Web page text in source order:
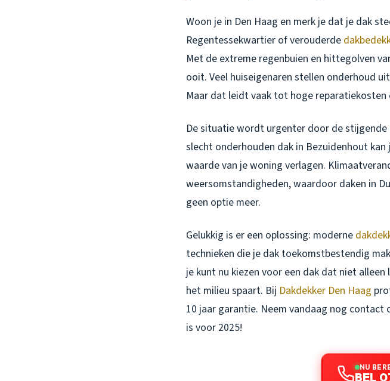
Woon je in Den Haag en merk je dat je dak
Regentessekwartier of verouderde
Met de extreme regenbuien en hittegolven
ooit. Veel huiseigenaren stellen onderhoud
Maar dat leidt vaak tot hoge reparatiekosten
De situatie wordt urgenter door de stijgende
slecht onderhouden dak in Bezuidenhout
waarde van je woning verlagen.
weersomstandigheden, waardoor daken in
geen optie meer.
Gelukkig is er een oplossing: moderne
technieken die je dak toekomstbestendig
je kunt nu kiezen voor een dak dat niet
het milieu spaart. Bij Dakdekker Den Haag
10 jaar garantie. Neem vandaag nog contact
is voor 2025!
NU
BEL